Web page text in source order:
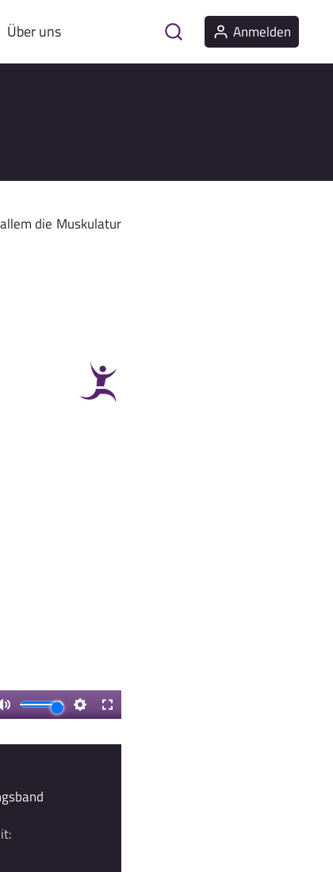
Über uns Anmelden
die Muskulatur